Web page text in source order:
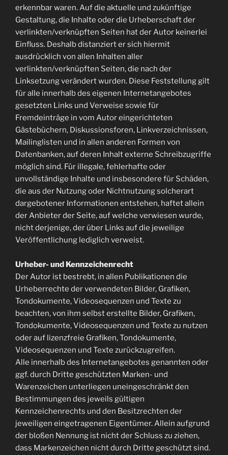
erkennbar waren. Auf die aktuelle und zukünftige
Gestaltung, die Inhalte oder die Urheberschaft der
verlinkten/verknüpften Seiten hat der Autor keinerlei
Einfluss. Deshalb distanziert er sich hiermit
ausdrücklich von allen Inhalten aller
verlinkten/verknüpften Seiten, die nach der
Linksetzung verändert wurden. Diese Feststellung gilt
für alle innerhalb des eigenen Internetangebotes
gesetzten Links und Verweise sowie für
Fremdeinträge in vom Autor eingerichteten
Gästebüchern, Diskussionsforen, Linkverzeichnissen,
Mailinglisten und in allen anderen Formen von
Datenbanken, auf deren Inhalt externe Schreibzugriffe
möglich sind. Für illegale, fehlerhafte oder
unvollständige Inhalte und insbesondere für Schäden,
die aus der Nutzung oder Nichtnutzung solcherart
dargebotener Informationen entstehen, haftet allein
der Anbieter der Seite, auf welche verwiesen wurde,
nicht derjenige, der über Links auf die jeweilige
Veröffentlichung lediglich verweist.
Urheber- und Kennzeichenrecht
Der Autor ist bestrebt, in allen Publikationen die
Urheberrechte der verwendeten Bilder, Grafiken,
Tondokumente, Videosequenzen und Texte zu
beachten, von ihm selbst erstellte Bilder, Grafiken,
Tondokumente, Videosequenzen und Texte zu nutzen
oder auf lizenzfreie Grafiken, Tondokumente,
Videosequenzen und Texte zurückzugreifen.
Alle innerhalb des Internetangebotes genannten oder
ggf. durch Dritte geschützten Marken- und
Warenzeichen unterliegen uneingeschränkt den
Bestimmungen des jeweils gültigen
Kennzeichenrechts und den Besitzrechten der
jeweiligen eingetragenen Eigentümer. Allein aufgrund
der bloßen Nennung ist nicht der Schluss zu ziehen,
dass Markenzeichen nicht durch Dritte geschützt sind.